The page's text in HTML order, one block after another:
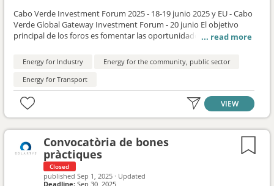
Cabo Verde Investment Forum 2025 - 18-19 junio 2025 y EU - Cabo
Verde Global Gateway Investment Forum - 20 junio El objetivo
principal de los foros es fomentar las oportunidades de inversión
empresas caboverdianas e internacionales, altos representantes
de instituciones financieras y de desarrollo, inversores y
empresarios caboverdianos, tanto nacionales como
internacionales, en un entorno favorable para los negocios. En las
sesiones plenarias del foro, líderes de la industria, el sector
empresarial y la economía compartirán su experiencia,
privado y explorarán oportunidades concretas de inversión en el
país. Durante los dos primeros días del evento, las sesiones
temáticas se centrarán en las oportunidades de inversión en dos
sectores prioritarios: el turismo y el transporte. El tercer día, el
Foro de Inversión Global UE-Cabo Verde presentará las
Energy for Industry
Energy for the community, public sector
Energy for Transport
VIEW
Convocatòria de bones
pràctiques
Closed
published Sep 1, 2025 · Updated
Deadline: Sep 30, 2025